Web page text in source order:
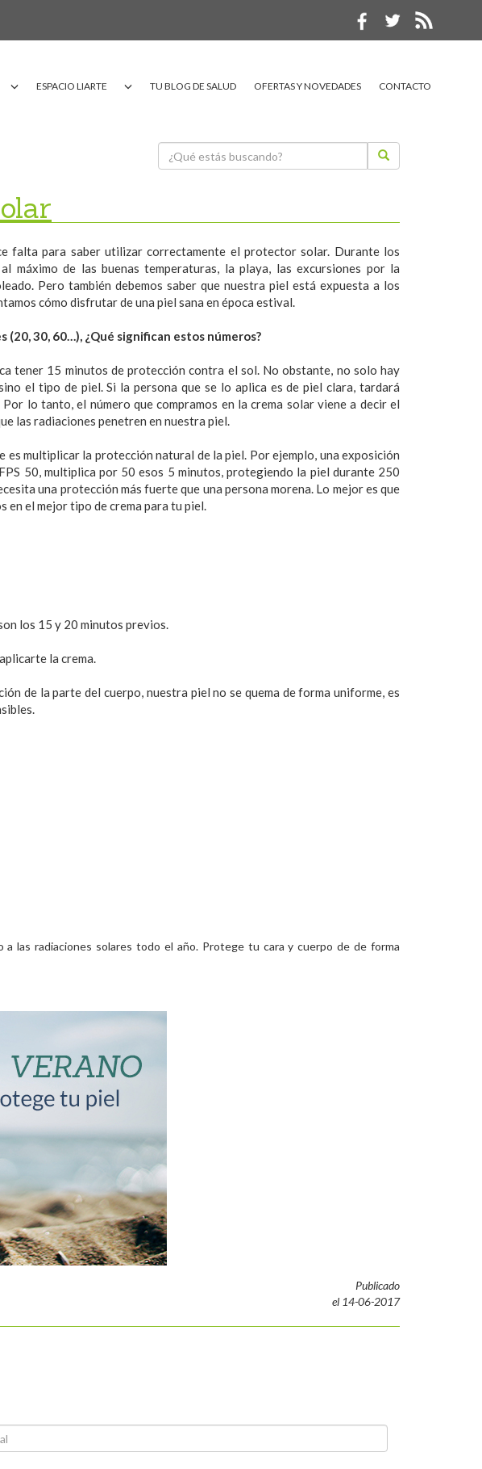
ESPACIO LIARTE TU BLOG DE SALUD OFERTAS Y NOVEDADES CONTACTO
falta para saber utilizar correctamente el protector solar. Durante los
máximo de las buenas temperaturas, la playa, las excursiones por la
Pero también debemos saber que nuestra piel está expuesta a los
cómo disfrutar de una piel sana en época estival.
(20, 30, 60…), ¿Qué significan estos números?
tener 15 minutos de protección contra el sol. No obstante, no solo hay
el tipo de piel. Si la persona que se lo aplica es de piel clara, tardará
Por lo tanto, el número que compramos en la crema solar viene a decir el
las radiaciones penetren en nuestra piel.
es multiplicar la protección natural de la piel. Por ejemplo, una exposición
50, multiplica por 50 esos 5 minutos, protegiendo la piel durante 250
una protección más fuerte que una persona morena. Lo mejor es que
en el mejor tipo de crema para tu piel.
los 15 y 20 minutos previos.
la crema.
de la parte del cuerpo, nuestra piel no se quema de forma uniforme, es
las radiaciones solares todo el año. Protege tu cara y cuerpo de de forma
Publicado
el 14-06-2017